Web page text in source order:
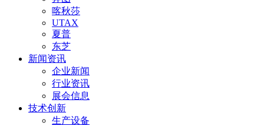
喀秋莎
UTAX
夏普
东芝
新闻资讯
企业新闻
行业资讯
展会信息
技术创新
生产设备